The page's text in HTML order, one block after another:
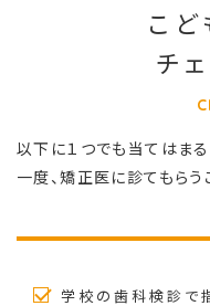
こ
チ
以下に１つでも当てはまる
一度、矯正医に診てもらう
学校の歯科検診で